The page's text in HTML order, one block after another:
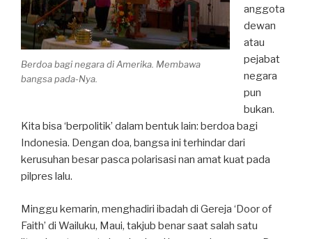
Berdoa bagi negara di Amerika. Membawa
bangsa pada-Nya.
anggota
dewan
atau
pejabat
negara
pun
bukan.
Kita bisa ‘berpolitik’ dalam bentuk lain: berdoa bagi
Indonesia. Dengan doa, bangsa ini terhindar dari
kerusuhan besar pasca polarisasi nan amat kuat pada
pilpres lalu.
Minggu kemarin, menghadiri ibadah di Gereja ‘Door of
Faith’ di Wailuku, Maui, takjub benar saat salah satu